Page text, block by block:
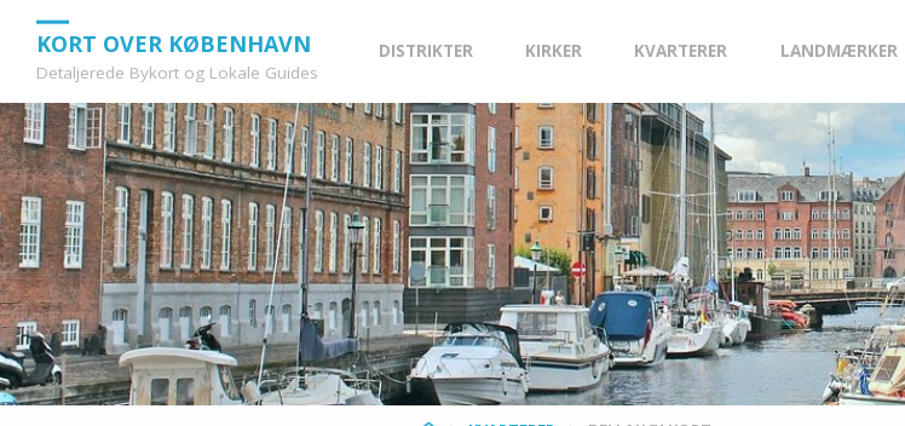
KORT OVER KØBENHAVN
Detaljerede Bykort og Lokale Guides
content
DISTRIKTER KIRKER KVARTERER LANDMÆRKER